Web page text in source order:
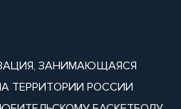
ЗАНИМАЮЩАЯСЯ
ТЕРРИТОРИИ РОССИИ